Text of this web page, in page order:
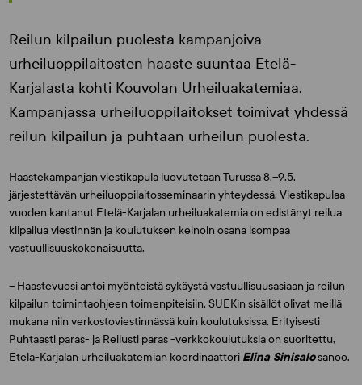
Reilun kilpailun puolesta kampanjoiva
urheiluoppilaitosten haaste suuntaa Etelä-
Karjalasta kohti Kouvolan Urheiluakatemiaa.
Kampanjassa urheiluoppilaitokset toimivat yhdessä
reilun kilpailun ja puhtaan urheilun puolesta.
Haastekampanjan viestikapula luovutetaan Turussa 8.–9.5.
järjestettävän urheiluoppilaitosseminaarin yhteydessä. Viestikapulaa
vuoden kantanut Etelä-Karjalan urheiluakatemia on edistänyt reilua
kilpailua viestinnän ja koulutuksen keinoin osana isompaa
vastuullisuuskokonaisuutta.
– Haastevuosi antoi myönteistä sykäystä vastuullisuusasiaan ja reilun
kilpailun toimintaohjeen toimenpiteisiin. SUEKin sisällöt olivat meillä
mukana niin verkostoviestinnässä kuin koulutuksissa. Erityisesti
Puhtaasti paras- ja Reilusti paras -verkkokoulutuksia on suoritettu,
Etelä-Karjalan urheiluakatemian koordinaattori Elina Sinisalosanoo.